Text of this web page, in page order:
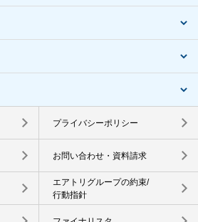
プライバシーポリシー
お問い合わせ・資料請求
エアトリグループの約束/
行動指針